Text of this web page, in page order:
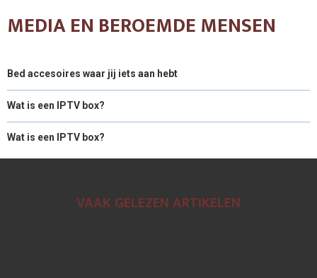
MEDIA EN BEROEMDE MENSEN
Bed accesoires waar jij iets aan hebt
Wat is een IPTV box?
Wat is een IPTV box?
VAAK GELEZEN ARTIKELEN